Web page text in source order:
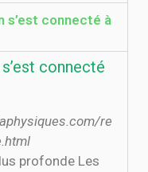
s’est connecté à
connecté
re